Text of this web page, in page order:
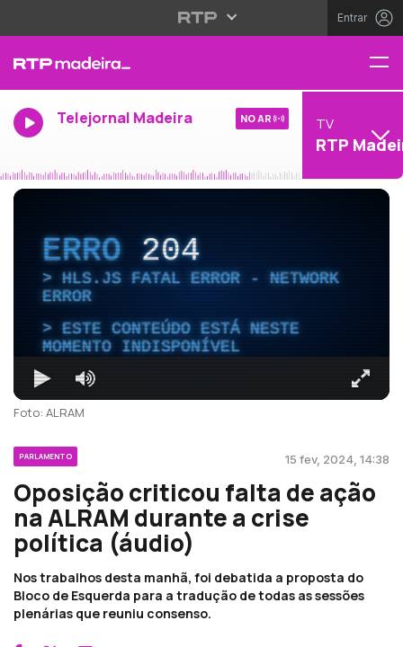
Entrar
Telejornal Madeira NO AR TV
RTP
ERRO204
HLS.JS FATAL ERROR - NETWORK
ERROR
ESTE CONTEÚDO ESTÁ NESTE
MOMENTO INDISPONÍVEL
Foto: ALRAM
PARLAMENTO 15 fev, 2024, 14:38
Oposição criticou falta de ação
na ALRAM durante a crise
política (áudio)
Nos trabalhos desta manhã, foi debatida a proposta do
Bloco de Esquerda para a tradução de todas as sessões
plenárias que reuniu consenso.